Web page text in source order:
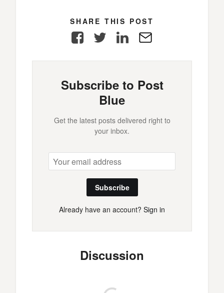
SHARE THIS POST
FacebookTwitter LinkedIn
Subscribe to Post
Blue
Get the latest posts delivered right to
your inbox.
Subscribe
Already have an account? Sign in
Discussion